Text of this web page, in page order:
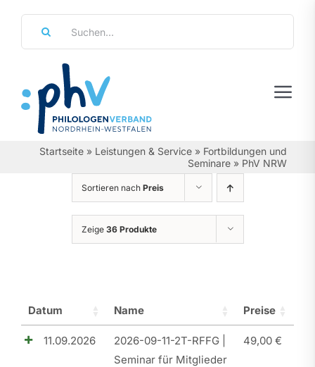
springen
Regierungsbezirke
Personalräte
Über Uns
Referate & Arbeitsgemeinschaften
Leistungen & Service
Presse
Startseite » Leistungen & Service » Fortbildungen und
Seminare » PhV NRW
Sortieren nach Preis
Zeige 36 Produkte
Datum Name Preise
11.09.2026
2026-09-11-2T-RFFG |
Seminar für Mitglieder
49,00 €